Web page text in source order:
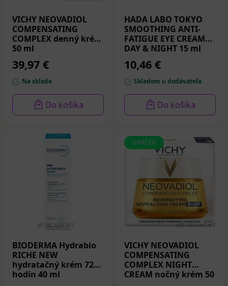
VICHY NEOVADIOL
COMPENSATING
COMPLEX denný krém
50 ml
39,97 €
Na sklade
Do košíka
HADA LABO TOKYO
SMOOTHING ANTI-
FATIGUE EYE CREAM
DAY & NIGHT 15 ml
10,46 €
Skladom u dodávateľa
Do košíka
BIODERMA Hydrabio
RICHE NEW
hydratačný krém 72
hodín 40 ml
DARČEK
VICHY NEOVADIOL
COMPENSATING
COMPLEX NIGHT
CREAM nočný krém 50